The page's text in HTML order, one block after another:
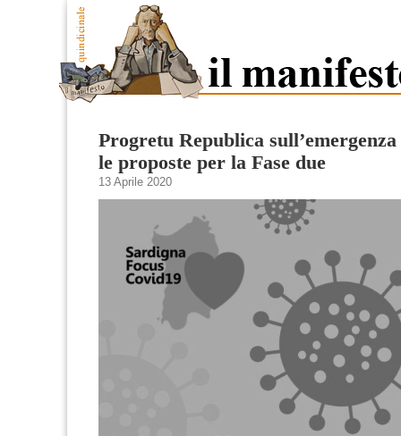
Progretu Republica
le proposte per la Fase due
13 Aprile 2020